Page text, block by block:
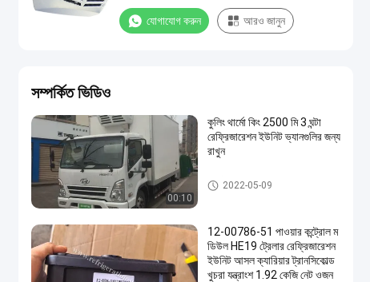
যোগাযোগ করুন আরও জানুন
সম্পর্কিত ভিডিও
00:10
কুলিং থার্মো কিং 2500 মি 3 ঘন্টা
রেফ্রিজারেশন ইউনিট ভ্যানগুলির জন্য
রাখুন
থার্মো কিং ভ্যান রেফ্রিজারেশন ইউনিট
2022-05-09
12-00786-51 পাওয়ার কন্ট্রোল ম
ডিউল HE19 ট্রেলার রেফ্রিজারেশন
ইউনিট আসল ক্যারিয়ার ট্রানসিকোল্ড
খুচরা যন্ত্রাংশ 1.92 কেজি নেট ওজন